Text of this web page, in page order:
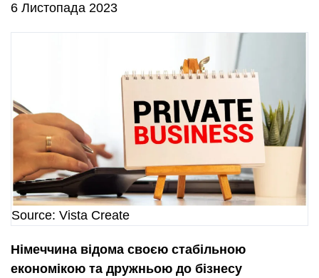
6 Листопада 2023
Source: Vista Create
Німеччина відома своєю стабільною
економікою та дружньою до бізнесу